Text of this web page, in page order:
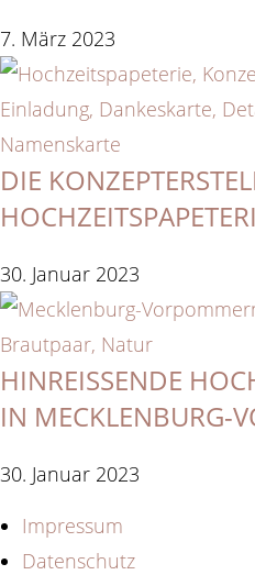
7. März 2023
DIE
30. Januar 2023
HINREISSENDE
N MECKLENBURG-
30. Januar 2023
Impressum
Datenschutz